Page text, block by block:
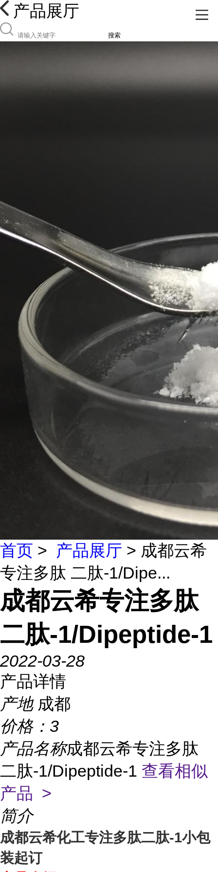
产品展厅
搜索
首页 > 产品展厅 > 成都云希
专注多肽 二肽-1/Dipe...
成都云希专注多肽
二肽-1/Dipeptide-1
2022-03-28
产品详情
产地 成都
价格： 3
产品名称成都云希专注多肽
二肽-1/Dipeptide-1 查看相似
产品 >
简介
成都云希化工专注多肽二肽-1小包
装起订